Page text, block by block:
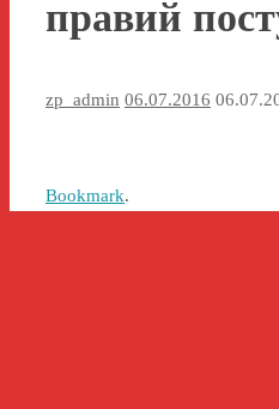
правий
zp_admin 06.07.2016
Bookmark.